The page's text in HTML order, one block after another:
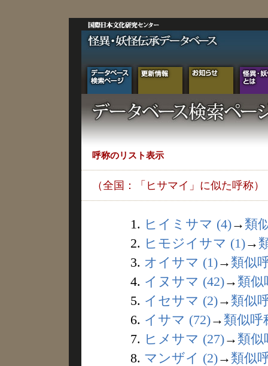
呼称のリスト表示
（全国：「ヒサマイ」に似た呼称）
1. ヒイミサマ (4)→ 類
2. ヒモジイサマ (1)→
3. オイサマ (1)→ 類似
4. イヌサマ (42)→ 類似
5. イセサマ (2)→ 類似
6. イサマ (72)→ 類似呼
7. ヒメサマ (27)→ 類似
8. マンザイ (2)→ 類似